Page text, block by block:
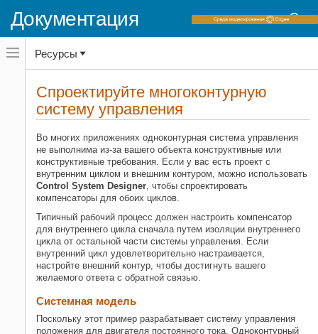
Документация
Переключатель
навигационного
меню
переключатель
навигационного
Control System Toolbox
Синтез и настройка системы управления
Классическая система управления
Спроектируйте многоконтурную
систему управления
НА ЭТОЙ СТРАНИЦЕ
Спроектируйте цели
Совпадайте с системой к
архитектуре управления
Задайте архитектуру управления
Настройте внутренний цикл
Настройте внешний контур
Ресурсы
Спроектируйте многоконтурную
систему управления
Во многих приложениях одноконтурная система управления
не выполнима из-за вашего объекта конструктивные или
конструктивные требования. Если у вас есть проект с
внутренним циклом и внешним контуром, можно использовать
Control System Designer, чтобы спроектировать
компенсаторы для обоих циклов.
Типичный рабочий процесс должен настроить компенсатор
для внутреннего цикла сначала путем изоляции внутреннего
цикла от остальной части системы управления. Если
внутренний цикл удовлетворительно настраивается,
настройте внешний контур, чтобы достигнуть вашего
желаемого ответа с обратной связью.
Системная модель
Поскольку этот пример разрабатывает систему управления
положения для двигателя постоянного тока. Одноконтурный